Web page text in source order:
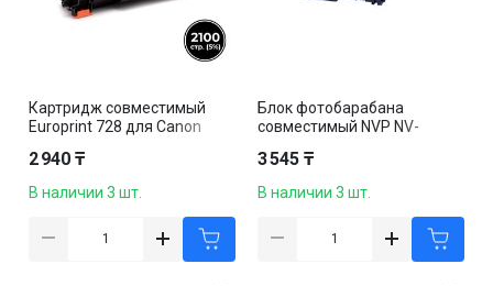
Картридж совместимый
Europrint 728 для Canon
50/4570/ 4580/4870,
черный
2 940 ₸
В наличии 3 шт.
Блок фотобарабана
совместимый NVP NV-
M227fdn/M227fdw/M227sd
n, черный
3 545 ₸
В наличии 3 шт.